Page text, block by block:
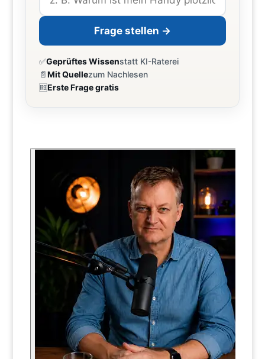
Frage stellen →
✅Geprüftes Wissenstatt KI-Raterei
📄Mit Quellezum Nachlesen
🆓Erste Frage gratis